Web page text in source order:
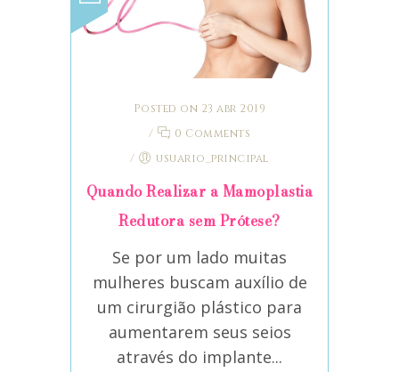
Posted on 23 abr 2019
/
0 Comments
/
usuario_principal
Quando Realizar a Mamoplastia
Redutora sem Prótese?
Se por um lado muitas
mulheres buscam auxílio de
um cirurgião plástico para
aumentarem seus seios
através do implante...